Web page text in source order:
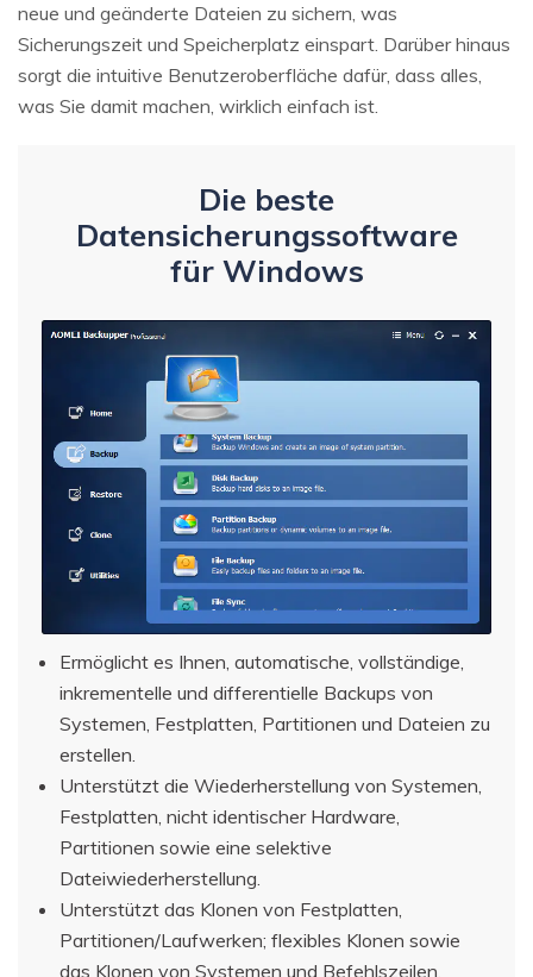
neue und geänderte Dateien zu sichern, was
Sicherungszeit und Speicherplatz einspart. Darüber hinaus
sorgt die intuitive Benutzeroberfläche dafür, dass alles,
was Sie damit machen, wirklich einfach ist.
Die beste
Datensicherungssoftware
für Windows
Ermöglicht es Ihnen, automatische, vollständige,
inkrementelle und differentielle Backups von
Systemen, Festplatten, Partitionen und Dateien zu
erstellen.
Unterstützt die Wiederherstellung von Systemen,
Festplatten, nicht identischer Hardware,
Partitionen sowie eine selektive
Dateiwiederherstellung.
Unterstützt das Klonen von Festplatten,
Partitionen/Laufwerken; flexibles Klonen sowie
das Klonen von Systemen und Befehlszeilen.